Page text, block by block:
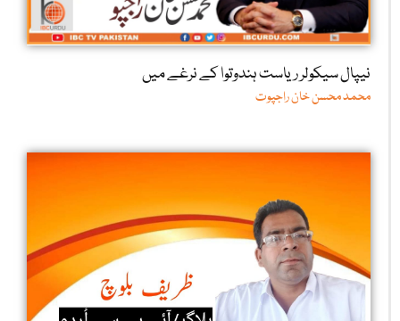
نیپال سیکولر ریاست ہندوتوا کے نرغے میں
محمد محسن خان راجپوت